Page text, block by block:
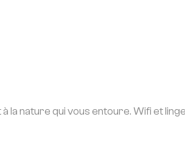
nature qui vous entoure. Wifi et